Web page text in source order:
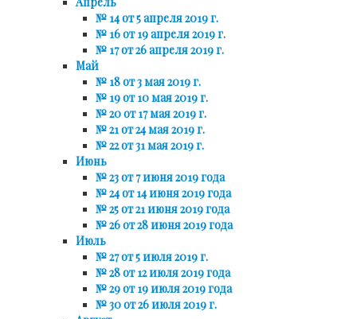
№ 14 от 5 апреля 2019 г.
№ 16 от 19 апреля 2019 г.
№ 17 от 26 апреля 2019 г.
Май
№ 18 от 3 мая 2019 г.
№ 19 от 10 мая 2019 г.
№ 20 от 17 мая 2019 г.
№ 21 от 24 мая 2019 г.
№ 22 от 31 мая 2019 г.
Июнь
№ 23 от 7 июня 2019 года
№ 24 от 14 июня 2019 года
№ 25 от 21 июня 2019 года
№ 26 от 28 июня 2019 года
Июль
№ 27 от 5 июля 2019 г.
№ 28 от 12 июля 2019 года
№ 29 от 19 июля 2019 года
№ 30 от 26 июля 2019 г.